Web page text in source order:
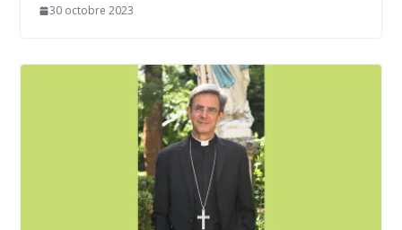
30 octobre 2023